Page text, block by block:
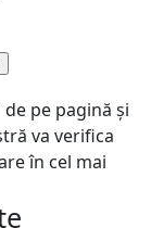
pe pagină și
va verifica
în cel mai